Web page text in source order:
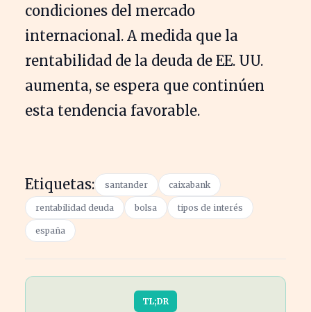
condiciones del mercado
internacional. A medida que la
rentabilidad de la deuda de EE. UU.
aumenta, se espera que continúen
esta tendencia favorable.
Etiquetas: santander caixabank
rentabilidad deuda bolsa tipos de interés
españa
TL;DR